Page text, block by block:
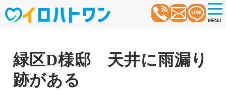
t
o
g
MENU
緑区D様邸 天井に雨漏り
跡がある